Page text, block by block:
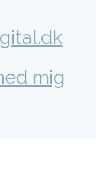
mig